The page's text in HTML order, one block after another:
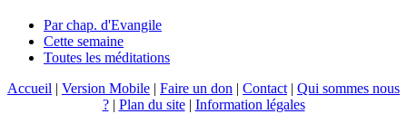
Par chap. d'Evangile
Cette semaine
Toutes les méditations
Accueil | Version Mobile | Faire un don | Contact | Qui sommes nous
?| Plan du site| Information légales